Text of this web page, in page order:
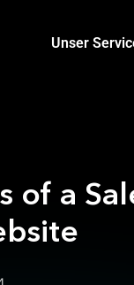
Unser
of a